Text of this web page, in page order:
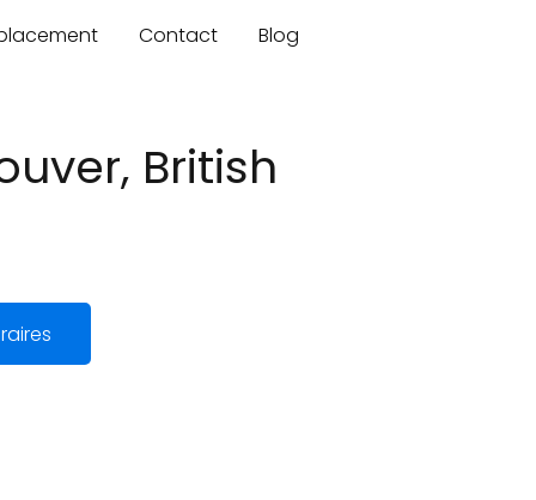
Contact Blog
British